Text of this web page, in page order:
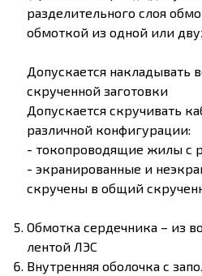
разделительного слоя
обмоткой из одной или
Допускается
скрученной заготовки
Допускается скручивать
различной конфигурации:
- токопроводящие жилы с
- экранированные и
скручены в общий
Обмотка сердечника – из
лентой ЛЭС
Внутренняя оболочка с